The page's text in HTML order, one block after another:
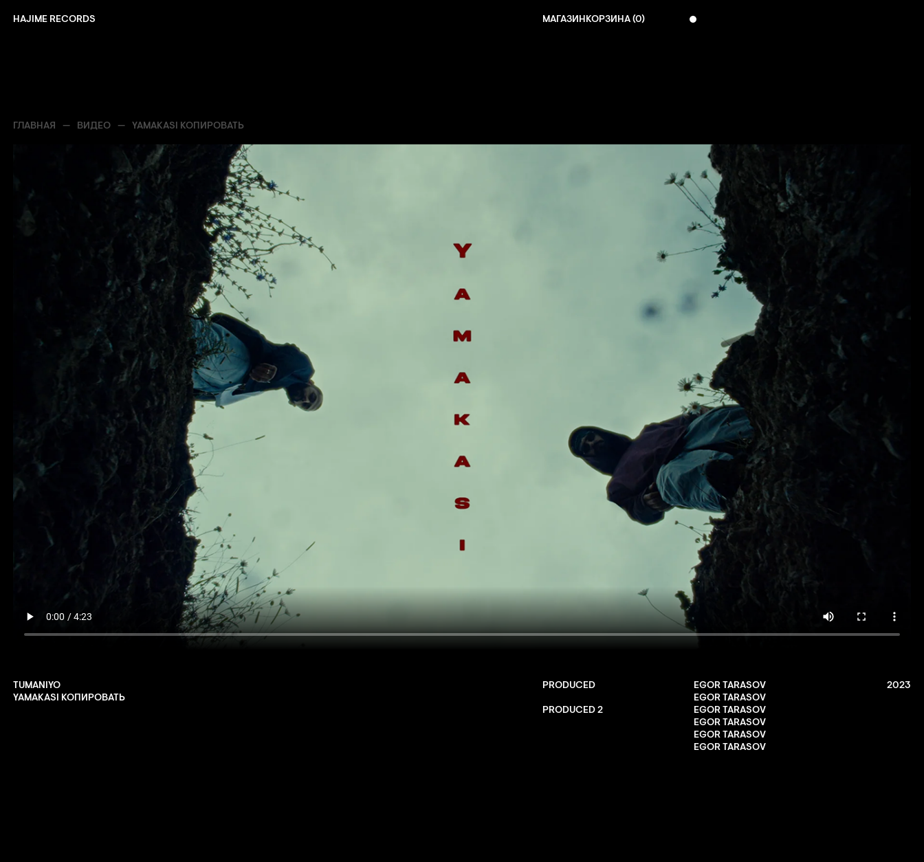
HAJIME RECORDS МАГАЗИНКОРЗИНА (0)
ГЛАВНАЯ ВИДЕО YAMAKASI КОПИРОВАТЬ
TUMANIYO
YAMAKASI КОПИРОВАТЬ
PRODUCED
EGOR TARASOV
EGOR TARASOV
PRODUCED 2
EGOR TARASOV
EGOR TARASOV
EGOR TARASOV
EGOR TARASOV
2023